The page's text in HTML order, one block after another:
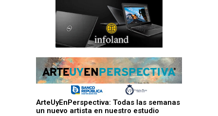
ArteUyEnPerspectiva: Todas las semanas
un nuevo artista en nuestro estudio